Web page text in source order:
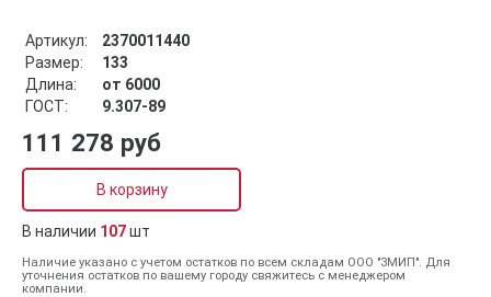
Артикул:
2370011440
Размер:
133
Длина:
от 6000
ГОСТ:
9.307-89
111 278 руб
В корзину
В наличии 107шт
Наличие указано с учетом остатков по всем складам ООО "ЗМИП". Для
уточнения остатков по вашему городу свяжитесь с менеджером
компании.